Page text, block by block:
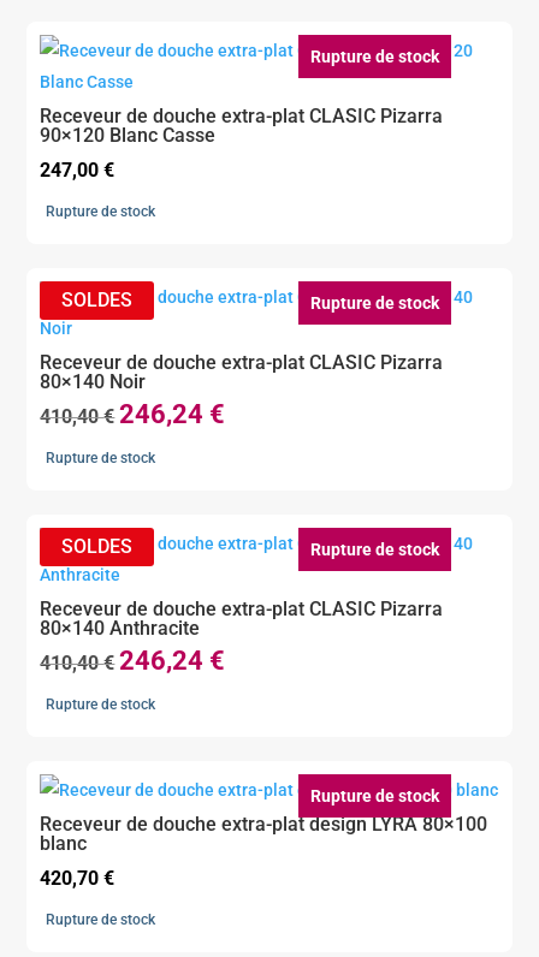
Rupture de stock
Receveur de douche extra-plat CLASIC Pizarra
90×120 Blanc Casse
247,00€
Rupture de stock
Rupture de stock
Receveur de douche extra-plat CLASIC Pizarra
80×140 Noir
410,40€Le
prix
410,40 €.
246,24 €
246,24 €.
Rupture de stock
Rupture de stock
Receveur de douche extra-plat CLASIC Pizarra
80×140 Anthracite
410,40€Le
prix
410,40 €.
246,24 €
246,24 €.
Rupture de stock
Rupture de stock
Receveur de douche extra-plat design LYRA 80×100
blanc
420,70€
Rupture de stock